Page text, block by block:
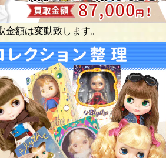
額は変動致します。